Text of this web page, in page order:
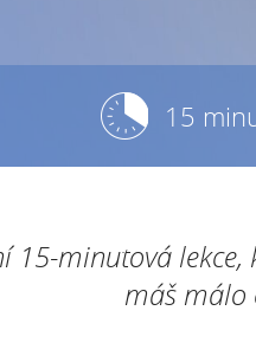
15
15-minutová
máš málo